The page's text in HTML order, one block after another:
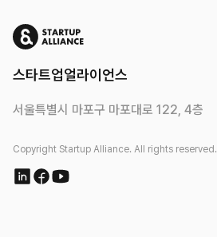
스타트업얼라이언스
서울특별시 마포구 마포대로 122, 4층
Copyright Startup Alliance. All rights reserved.